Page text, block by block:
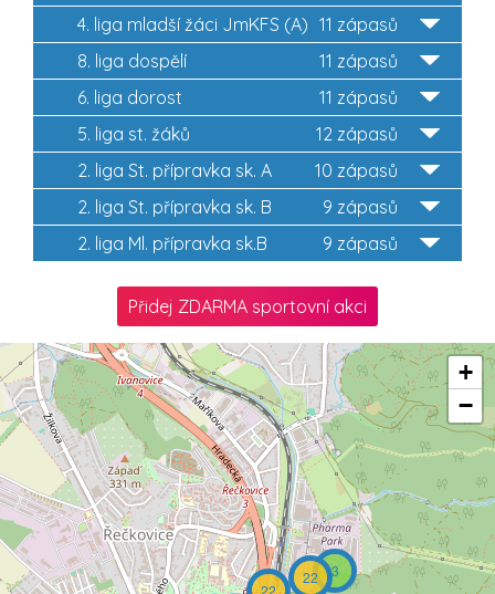
11 zápasů
4. liga mladší žáci JmKFS (A)
11 zápasů
8. liga dospělí
11 zápasů
6. liga dorost
12 zápasů
5. liga st. žáků
10 zápasů
2. liga St. přípravka sk. A
9 zápasů
2. liga St. přípravka sk. B
9 zápasů
2. liga Ml. přípravka sk.B
Přidej ZDARMA sportovní akci
3
22
22
+
−